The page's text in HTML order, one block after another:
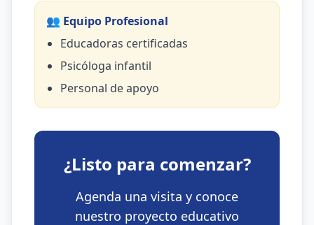
👥 Equipo Profesional
Educadoras certificadas
Psicóloga infantil
Personal de apoyo
¿Listo para comenzar?
Agenda una visita y conoce
nuestro proyecto educativo